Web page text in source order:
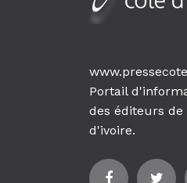
Portail
des éditeurs de
d'ivoire.